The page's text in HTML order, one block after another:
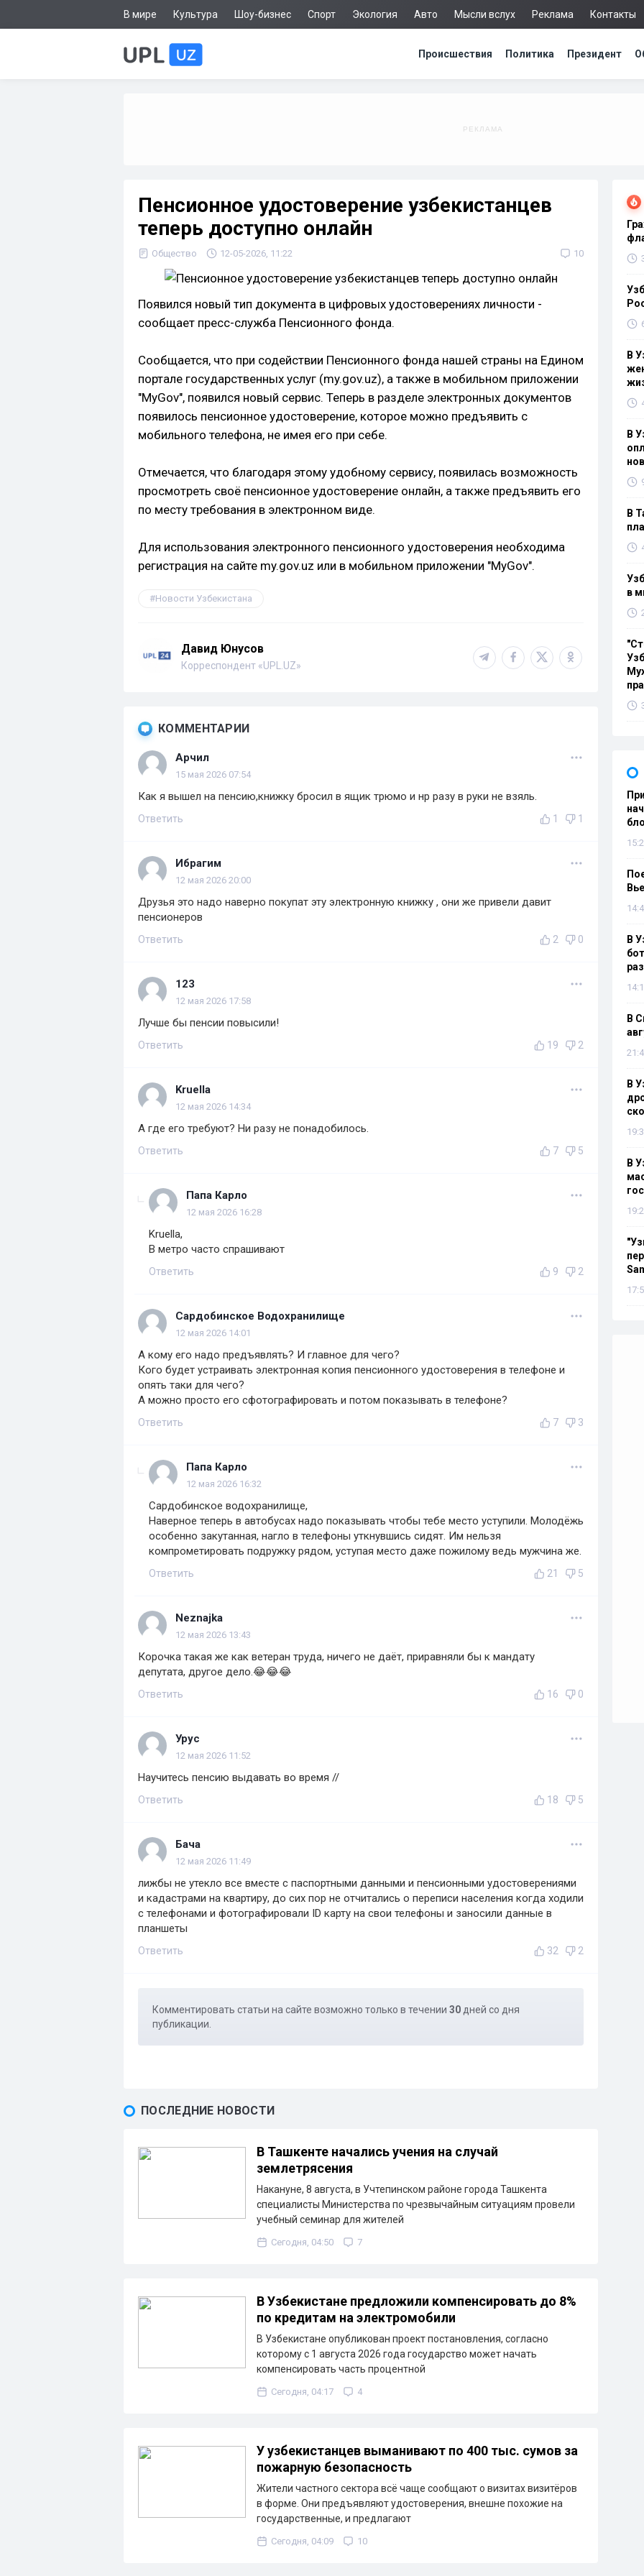
В мире Культура Шоу-бизнес Спорт Экология Авто Мысли вслух Реклама Контакты
Происшествия Политика Президент
Пенсионное удостоверение узбекистанцев
теперь доступно онлайн
Общество 12-05-2026, 11:22 10
Появился новый тип документа в цифровых удостоверениях личности -
сообщает пресс-служба Пенсионного фонда.
Сообщается, что при содействии Пенсионного фонда нашей страны на Едином
портале государственных услуг (my.gov.uz), а также в мобильном приложении
"MyGov", появился новый сервис. Теперь в разделе электронных документов
появилось пенсионное удостоверение, которое можно предъявить с
мобильного телефона, не имея его при себе.
Отмечается, что благодаря этому удобному сервису, появилась возможность
просмотреть своё пенсионное удостоверение онлайн, а также предъявить его
по месту требования в электронном виде.
Для использования электронного пенсионного удостоверения необходима
регистрация на сайте my.gov.uz или в мобильном приложении "MyGov".
Новости Узбекистана
Давид Юнусов
Корреспондент «UPL.UZ»
КОММЕНТАРИИ
Арчил
15 мая 2026 07:54
Как я вышел на пенсию,книжку бросил в ящик трюмо и нр разу в руки не взяль.
Ответить 1 1
Ибрагим
12 мая 2026 20:00
Друзья это надо наверно покупат эту электронную книжку , они же привели давит
пенсионеров
Ответить 2 0
123
12 мая 2026 17:58
Лучше бы пенсии повысили!
Ответить 19 2
Kruella
12 мая 2026 14:34
А где его требуют? Ни разу не понадобилось.
Ответить 7 5
Папа Карло
12 мая 2026 16:28
Kruella,
В метро часто спрашивают
Ответить 9 2
Сардобинское Водохранилище
12 мая 2026 14:01
А кому его надо предъявлять? И главное для чего?
Кого будет устраивать электронная копия пенсионного удостоверения в телефоне и
опять таки для чего?
А можно просто его сфотографировать и потом показывать в телефоне?
Ответить 7 3
Папа Карло
12 мая 2026 16:32
Сардобинское водохранилище,
Наверное теперь в автобусах надо показывать чтобы тебе место уступили. Молодёжь
особенно закутанная, нагло в телефоны уткнувшись сидят. Им нельзя
компрометировать подружку рядом, уступая место даже пожилому ведь мужчина же.
Ответить 21 5
Neznajka
12 мая 2026 13:43
Корочка такая же как ветеран труда, ничего не даёт, приравняли бы к мандату
депутата, другое дело.😂😂😂
Ответить 16 0
Урус
12 мая 2026 11:52
Научитесь пенсию выдавать во время //
Ответить 18 5
Бача
12 мая 2026 11:49
лижбы не утекло все вместе с паспортными данными и пенсионными удостоверениями
и кадастрами на квартиру, до сих пор не отчитались о переписи населения когда ходили
с телефонами и фотографировали ID карту на свои телефоны и заносили данные в
планшеты
Ответить 32 2
Комментировать статьи на сайте возможно только в течении 30 дней со дня
публикации.
ПОСЛЕДНИЕ НОВОСТИ
В Ташкенте начались учения на случай
землетрясения
Накануне, 8 августа, в Учтепинском районе города Ташкента
специалисты Министерства по чрезвычайным ситуациям провели
учебный семинар для жителей
Сегодня, 04:50 7
В Узбекистане предложили компенсировать до 8%
по кредитам на электромобили
В Узбекистане опубликован проект постановления, согласно
которому с 1 августа 2026 года государство может начать
компенсировать часть процентной
Сегодня, 04:17 4
У узбекистанцев выманивают по 400 тыс. сумов за
пожарную безопасность
Жители частного сектора всё чаще сообщают о визитах визитёров
в форме. Они предъявляют удостоверения, внешне похожие на
государственные, и предлагают
Сегодня, 04:09 10
В
В
В
в
В
В
В
В